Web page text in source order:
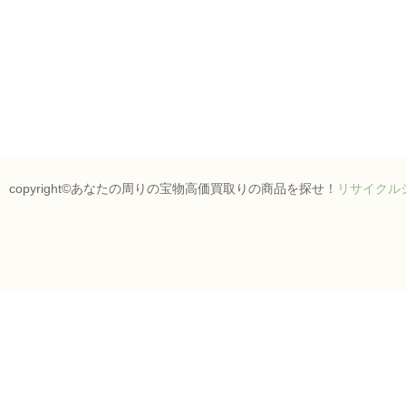
copyright©あなたの周りの宝物高価買取りの商品を探せ！ リサイク